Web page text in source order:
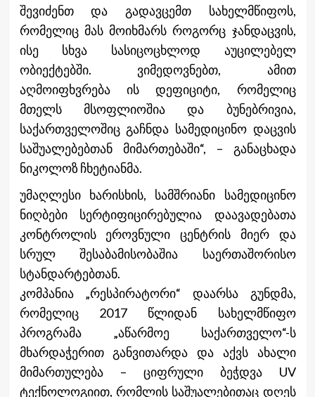
შევიძენთ და გადავცემთ სახელმწიფოს,
რომელიც მას მოიხმარს როგორც ჯანდაცვის,
ისე სხვა სასიცოცხლოდ აუცილებელ
ობიექტებში. ვიმედოვნებთ, ამით
აღმოიფხვრება ის დეფიციტი, რომელიც
მთელს მსოფლიოშია და ბუნებრივია,
საქართველოშიც გაჩნდა სამედიცინო დაცვის
საშუალებებთან მიმართებაში“, – განაცხადა
ნიკოლოზ ჩხეტიანმა.
უმაღლესი ხარისხის, სამშრიანი სამედიცინო
ნიღბები სერტიფიცირებულია დაავადებათა
კონტროლის ეროვნული ცენტრის მიერ და
სრულ შესაბამისობაშია საერთაშორისო
სტანდარტებთან.
კომპანია „რესპირატორი“ დაარსა გუნდმა,
რომელიც 2017 წლიდან სახელმწიფო
პროგრამა „აწარმოე საქართველო“-ს
მხარდაჭერით განვითარდა და აქვს ახალი
მიმართულება – ციფრული ბეჭდვა UV
ტექნოლოგიით, რომლის საშუალებითაც დღეს